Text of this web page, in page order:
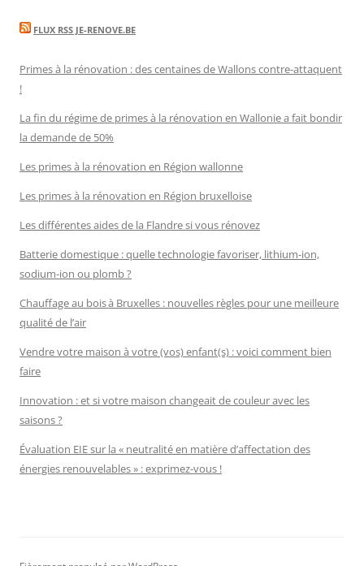
FLUX RSS JE-RENOVE.BE
Primes à la rénovation : des centaines de Wallons contre-attaquent
!
La fin du régime de primes à la rénovation en Wallonie a fait bondir
la demande de 50%
Les primes à la rénovation en Région wallonne
Les primes à la rénovation en Région bruxelloise
Les différentes aides de la Flandre si vous rénovez
Batterie domestique : quelle technologie favoriser, lithium-ion,
sodium-ion ou plomb ?
Chauffage au bois à Bruxelles : nouvelles règles pour une meilleure
qualité de l’air
Vendre votre maison à votre (vos) enfant(s) : voici comment bien
faire
Innovation : et si votre maison changeait de couleur avec les
saisons ?
Évaluation EIE sur la « neutralité en matière d’affectation des
énergies renouvelables » : exprimez-vous !